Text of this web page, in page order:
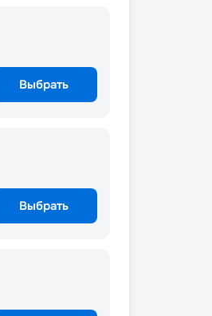
Выбрать
Выбрать